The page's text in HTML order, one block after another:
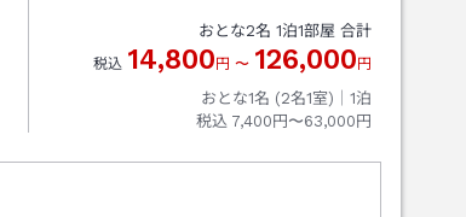
おとな2名 1泊1部屋 合計
税込 14,800 円 〜 126,000 円
おとな1名 (2名1室)｜ 1泊
税込 7,400円〜63,000円